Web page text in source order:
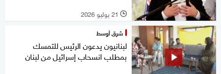
l 21 يوليو 2026
شرق أوسط
لبنانيون يدعون الرئيس للتمسك
بمطلب انسحاب إسرائيل من لبنان